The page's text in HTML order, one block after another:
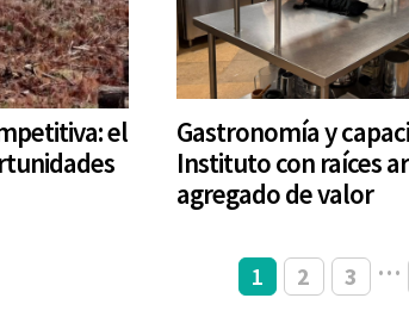
el
Gastronomía y
Instituto con raíces
agregado de valor
1 2 3 …